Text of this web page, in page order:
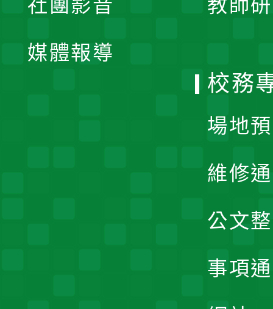
教師
社團影音
媒體報導
校務
場地
維修
公文
事項